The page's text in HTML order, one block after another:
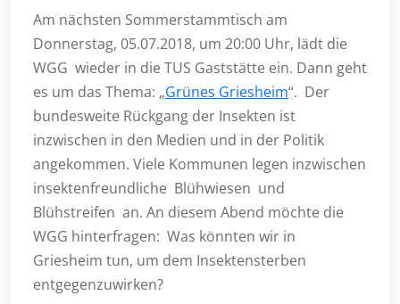
Am nächsten Sommerstammtisch am
Donnerstag, 05.07.2018, um 20:00 Uhr, lädt die
WGG wieder in die TUS Gaststätte ein. Dann geht
es um das Thema: „Grünes Griesheim“. Der
bundesweite Rückgang der Insekten ist
inzwischen in den Medien und in der Politik
angekommen. Viele Kommunen legen inzwischen
insektenfreundliche Blühwiesen und
Blühstreifen an. An diesem Abend möchte die
WGG hinterfragen: Was könnten wir in
Griesheim tun, um dem Insektensterben
entgegenzuwirken?